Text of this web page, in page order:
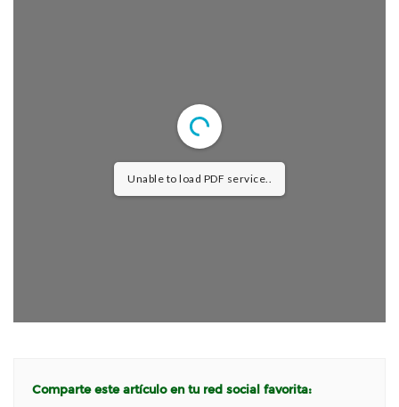
Unable to load PDF service..
Comparte este artículo en tu red social favorita: